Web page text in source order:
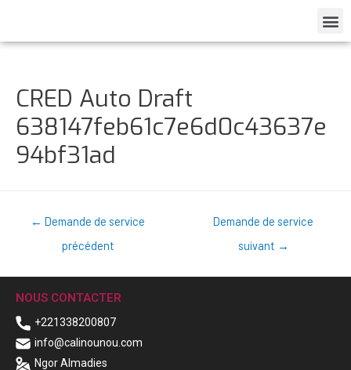
CRED Auto Draft
638147feb61c7e6d0c43637e
94bf31ad
← Demande de service
précédent
Demande de service
suivant →
NOUS CONTACTER
+221338200807
info@calinounou.com
Ngor Almadies